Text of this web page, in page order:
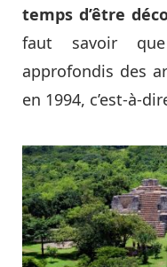
temps d’être
faut savoir
approfondis des
en 1994, c’est-à-